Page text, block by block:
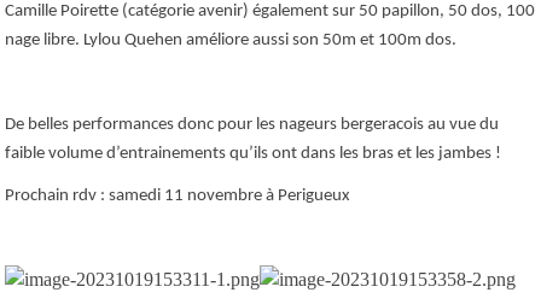
Camille Poirette (catégorie avenir) également sur 50 papillon, 50 dos, 100
nage libre. Lylou Quehen améliore aussi son 50m et 100m dos.
De belles performances donc pour les nageurs bergeracois au vue du
faible volume d’entrainements qu’ils ont dans les bras et les jambes !
Prochain rdv : samedi 11 novembre à Perigueux